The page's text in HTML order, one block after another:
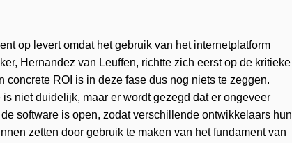
op levert omdat het gebruik van het internetplatform
Hernandez van Leuffen, richtte zich eerst op de kritieke
ROI is in deze fase dus nog niets te zeggen.
niet duidelijk, maar er wordt gezegd dat er ongeveer
software is open, zodat verschillende ontwikkelaars hun
zetten door gebruik te maken van het fundament van